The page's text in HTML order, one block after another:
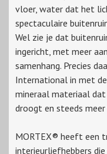
vloer, water dat het
spectaculaire
Wel zie je dat
ingericht, met meer
samenhang. Precies
International in met
mineraal materiaal
droogt en steeds
MORTEX® heeft een
interieurliefhebbers